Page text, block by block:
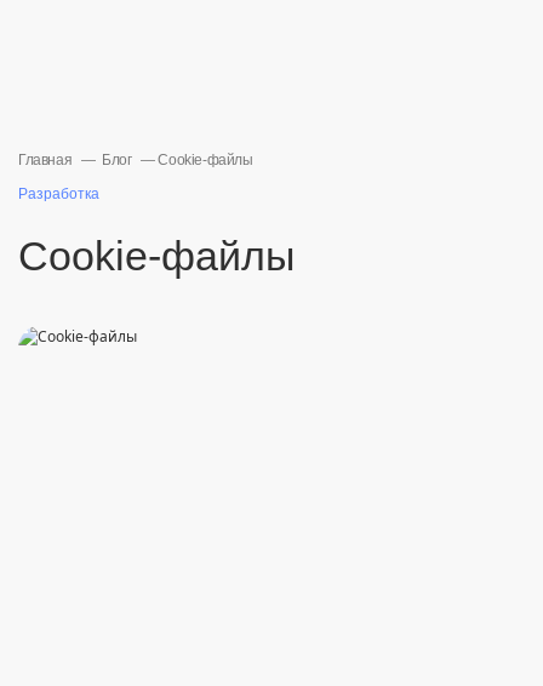
Главная Блог
Cookie-файлы
Разработка
Cookie-файлы